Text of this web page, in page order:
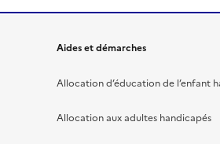
Aides et démarches
Allocation d’éducation de l’enfant
Allocation aux adultes handicapés